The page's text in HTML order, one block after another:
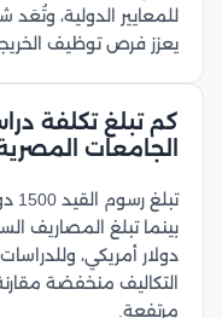
للمعايير الدولية، وتُعَد
يعزز فرص توظيف
كم تبلغ تكلفة
الجامعات
التكاليف منخفضة
مرتفعة.